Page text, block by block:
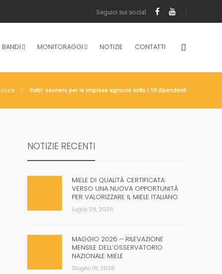
BANDI MONITORAGGI NOTIZIE CONTATTI
Sistri: esonero per le imprese agricole sotto i 10 dipendenti
NOTIZIE RECENTI
MIELE DI QUALITÀ CERTIFICATA:
VERSO UNA NUOVA OPPORTUNITÀ
PER VALORIZZARE IL MIELE ITALIANO
Luglio 28, 2026
MAGGIO 2026 – RILEVAZIONE
MENSILE DELL’OSSERVATORIO
NAZIONALE MIELE
Giugno 18, 2026